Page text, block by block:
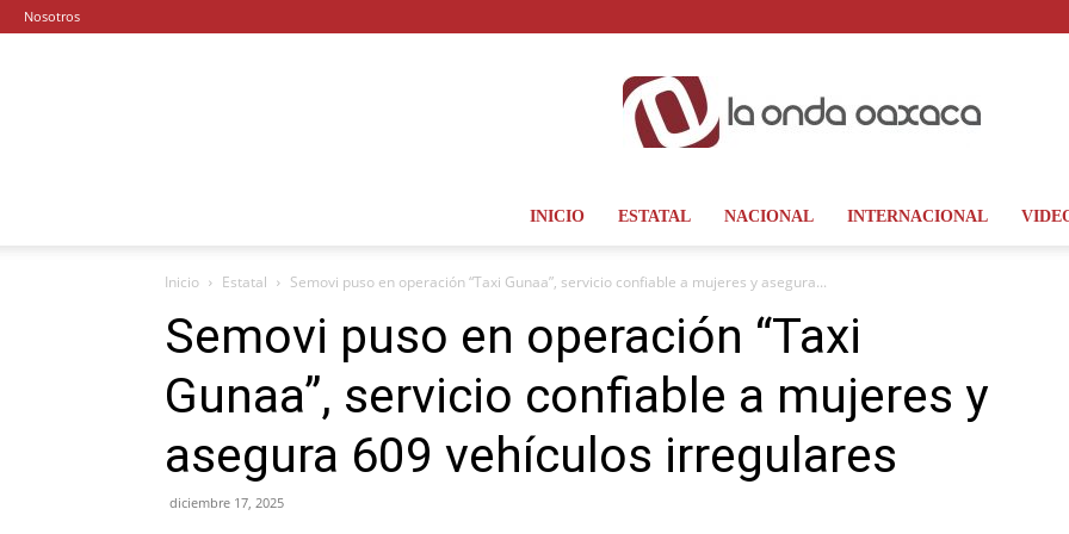
Nosotros
La
INICIO ESTATAL NACIONAL INTERNACIONAL
Inicio Estatal Semovi puso en operación “Taxi Gunaa”, servicio confiable a mujeres y asegura...
Semovi puso en operación “Taxi
Gunaa”, servicio confiable a mujeres y
asegura 609 vehículos irregulares
diciembre 17, 2025